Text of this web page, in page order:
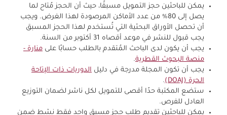
يمكن للباحثين حجز التمويل مسبقًا، حيث أن الحجز مُتاح لما
يصل إلى 80% من عدد الأماكن المرصودة لهذا الغرض. ويجب
أن تحصل الأوراق البحثية التي تُستخدم لهذا الحجز المسبق
يجب قبول للنشر في موعد أقصاه 31 أكتوبر من السنة.
يجب أن يكون لدى الباحث المُتقدم بالطلب حسابًا على منارة -
منصة البحوث القطرية.
يجب أن تكون المجلة مدرجة في دليل الدوريات ذات الإتاحة
الحرة (DOAJ)
.
ستضع المكتبة حدًا أقصى للتمويل لكل ناشر لضمان التوزيع
العادل للفرص.
يمكن للباحثين تقديم طلب حجز مسبق واحد فقط نشط ضمن